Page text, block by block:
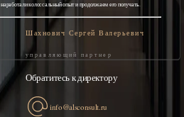
наработали колоссальный опыт и продолжаем его получать.
Шахнович Сергей Валерьевич
управляющий партнер
Обратитесь к директору
info@alsconsult.ru